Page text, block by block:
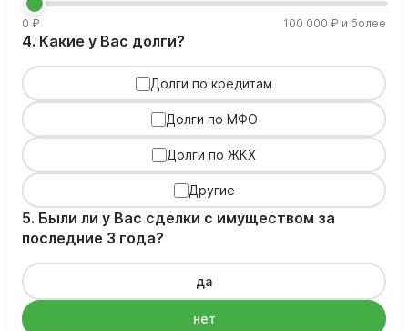
0 ₽ 100 000 ₽ и более
4. Какие у Вас долги?
Долги по кредитам
Долги по МФО
Долги по ЖКХ
Другие
5. Были ли у Вас сделки с имуществом за
последние 3 года?
да
нет